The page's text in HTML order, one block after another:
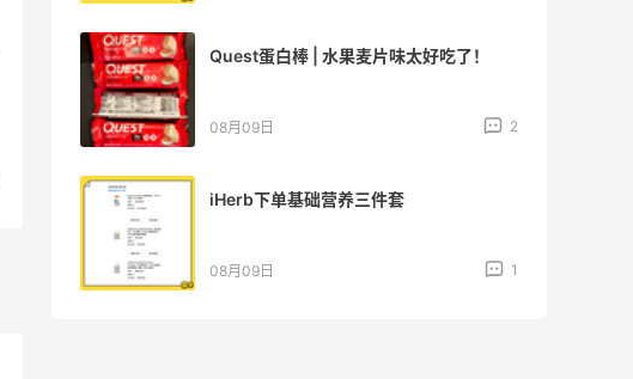
iHerb怎样凑单实付金额既能免关税又能
08月09日 1
iHerb新人海淘必看｜50元免关税额度按
08月09日 1